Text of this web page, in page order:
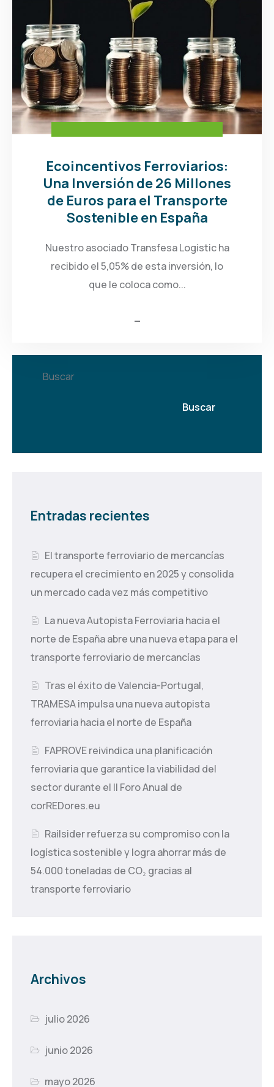
Ecoincentivos Ferroviarios:
Una Inversión de 26 Millones
de Euros para el Transporte
Sostenible en España
Nuestro asociado Transfesa Logistic ha
recibido el 5,05% de esta inversión, lo
que le coloca como...
Buscar
Buscar
Entradas recientes
El transporte ferroviario de mercancías
recupera el crecimiento en 2025 y consolida
un mercado cada vez más competitivo
La nueva Autopista Ferroviaria hacia el
norte de España abre una nueva etapa para el
transporte ferroviario de mercancías
Tras el éxito de Valencia-Portugal,
TRAMESA impulsa una nueva autopista
ferroviaria hacia el norte de España
FAPROVE reivindica una planificación
ferroviaria que garantice la viabilidad del
sector durante el II Foro Anual de
corREDores.eu
Railsider refuerza su compromiso con la
logística sostenible y logra ahorrar más de
54.000 toneladas de CO₂ gracias al
transporte ferroviario
Archivos
julio 2026
junio 2026
mayo 2026